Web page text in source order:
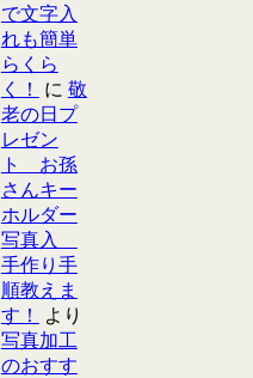
で文字入
れも簡単
らくら
く！
に 敬
老の日プ
レゼン
ト お孫
さんキー
ホルダー
写真入
手作り手
順教えま
す！
より
写真加工
のおすす